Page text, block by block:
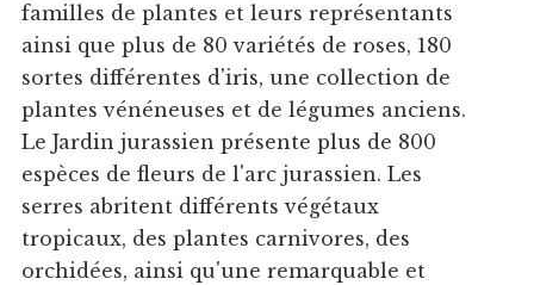
familles de plantes et leurs représentants
ainsi que plus de 80 variétés de roses, 180
sortes différentes d'iris, une collection de
plantes vénéneuses et de légumes anciens.
Le Jardin jurassien présente plus de 800
espèces de fleurs de l'arc jurassien. Les
serres abritent différents végétaux
tropicaux, des plantes carnivores, des
orchidées, ainsi qu'une remarquable et